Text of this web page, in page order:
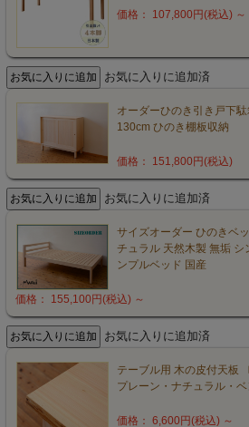
価格： 107,800円(税込) ～
お気に入りに追加済
オーダーひのき引き戸下
130cm ひのき棚板収納
価格： 151,800円(税込)
お気に入りに追加済
サイズオーダー ひのきベ
チュラル 天然木製 無垢 シ
ンプルベッド 国産
価格： 155,100円(税込) ～
お気に入りに追加済
テーブル用 木の皮付天板
プレーン・ナチュラル・
価格： 6,600円(税込) ～